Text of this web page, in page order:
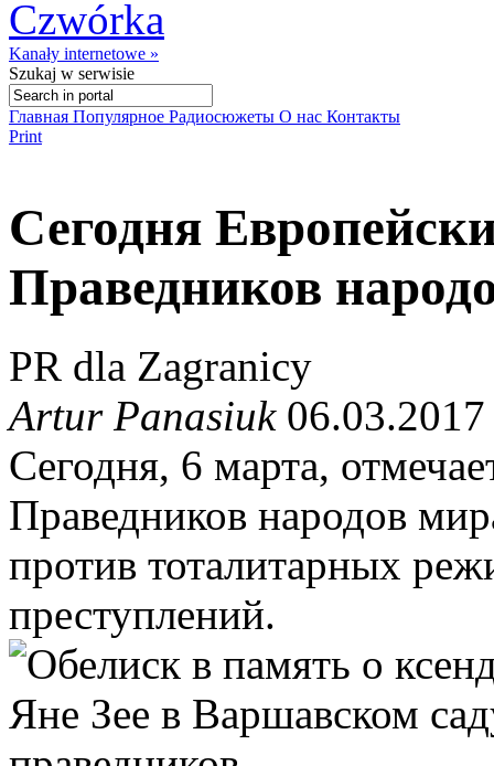
Kanały internetowe »
Szukaj w serwisie
Главная Популярное Радиосюжеты О нас Контакты
Print
Сегодня
Праведников
PR dla Zagranicy
Artur Panasiuk06.03.2017
Сегодня, 6 марта,
Праведников народов
против тоталитарных
преступлений.